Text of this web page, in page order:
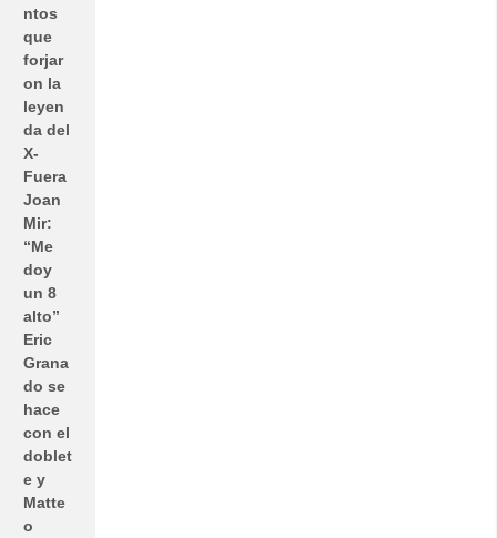
ntos
que
forjar
on la
leyen
da del
X-
Fuera
Joan
Mir:
“Me
doy
un 8
alto”
Eric
Grana
do se
hace
con el
doblet
e y
Matte
o